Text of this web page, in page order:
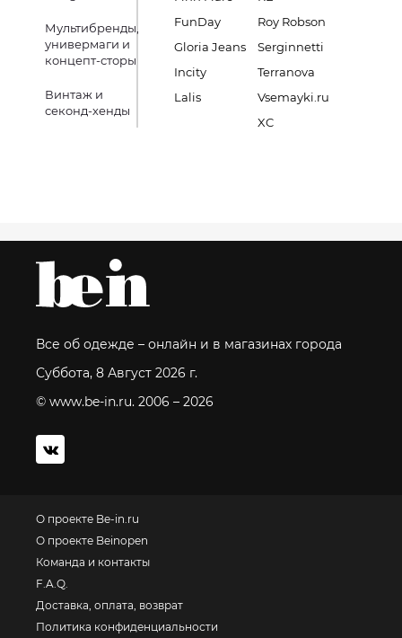
Мультибренды,
универмаги и
концепт-сторы
Винтаж и
секонд-хенды
FunDay
Gloria Jeans
Incity
Lalis
Roy Robson
Serginnetti
Terranova
Vsemayki.ru
XC
Все об одежде – онлайн и в магазинах города
Суббота, 8 Август 2026 г.
© www.be-in.ru. 2006 – 2026
О проекте Be-in.ru
О проекте Beinopen
Команда и контакты
F.A.Q.
Доставка, оплата, возврат
Политика конфиденциальности